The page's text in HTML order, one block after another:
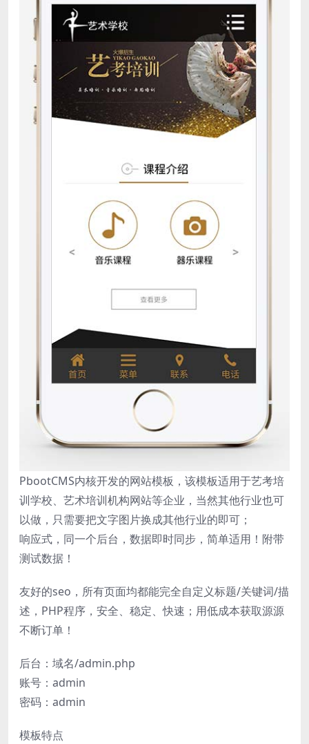
PbootCMS内核开发的网站模板，该模板适用于艺考培
训学校、艺术培训机构网站等企业，当然其他行业也可
以做，只需要把文字图片换成其他行业的即可；
响应式，同一个后台，数据即时同步，简单适用！附带
测试数据！
友好的seo，所有页面均都能完全自定义标题/关键词/描
述，PHP程序，安全、稳定、快速；用低成本获取源源
不断订单！
后台：域名/admin.php
账号：admin
密码：admin
模板特点